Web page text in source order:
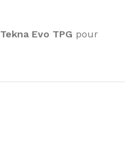
Tekna Evo TPG pour